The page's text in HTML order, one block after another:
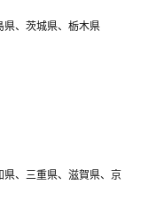
県、茨城県、栃木県
、三重県、滋賀県、京